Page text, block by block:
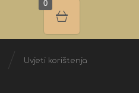
Uvjeti korištenja
0